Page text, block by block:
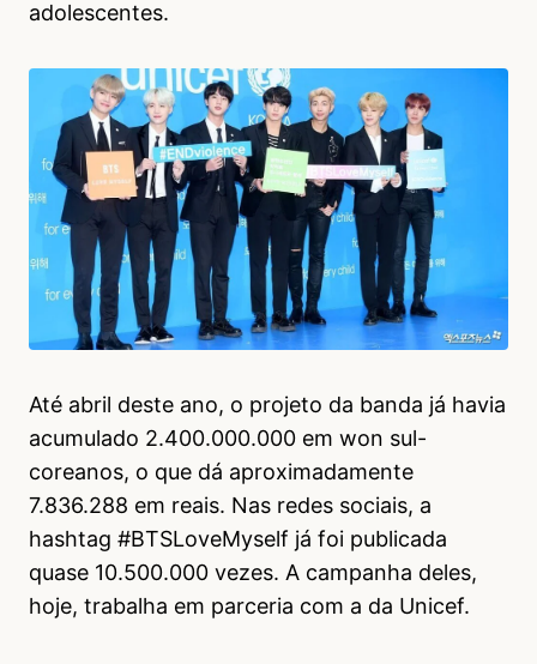
adolescentes.
Até abril deste ano, o projeto da banda já havia
acumulado 2.400.000.000 em won sul-
coreanos, o que dá aproximadamente
7.836.288 em reais. Nas redes sociais, a
hashtag #BTSLoveMyself já foi publicada
quase 10.500.000 vezes. A campanha deles,
hoje, trabalha em parceria com a da Unicef.